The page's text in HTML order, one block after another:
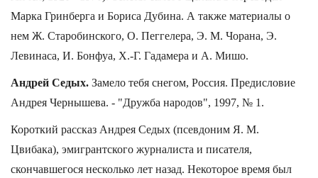
Марка Гринберга и Бориса Дубина. А также материалы о
нем Ж. Старобинского, О. Пеггелера, Э. М. Чорана, Э.
Левинаса, И. Бонфуа, Х.-Г. Гадамера и А. Мишо.
Андрей Седых. Замело тебя снегом, Россия. Предисловие
Андрея Чернышева. - "Дружба народов", 1997, № 1.
Короткий рассказ Андрея Седых (псевдоним Я. М.
Цвибака), эмигрантского журналиста и писателя,
скончавшегося несколько лет назад. Некоторое время был